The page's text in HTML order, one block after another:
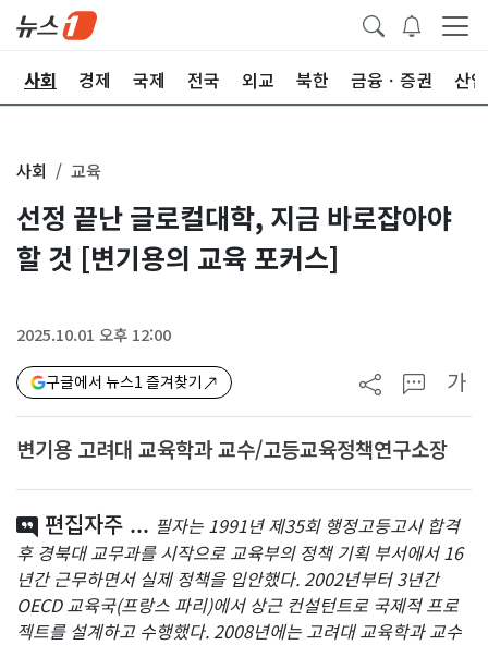
사회 경제 국제 전국 외교 북한 금융ㆍ증권 산업
사회 교육
선정 끝난 글로컬대학, 지금 바로잡아야
할 것 [변기용의 교육 포커스]
2025.10.01 오후 12:00
구글에서 뉴스1 즐겨찾기 가
변기용 고려대 교육학과 교수/고등교육정책연구소장
편집자주 ... 필자는 1991년 제35회 행정고등고시 합격
후 경북대 교무과를 시작으로 교육부의 정책 기획 부서에서 16
년간 근무하면서 실제 정책을 입안했다. 2002년부터 3년간
OECD 교육국(프랑스 파리)에서 상근 컨설턴트로 국제적 프로
젝트를 설계하고 수행했다. 2008년에는 고려대 교육학과 교수